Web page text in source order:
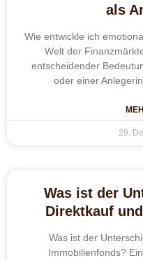
als
Wie entwickle ich
Welt der
entscheidender
oder einer
29.
Was ist der
Direktkauf
Was ist der
Immobilienfonds?